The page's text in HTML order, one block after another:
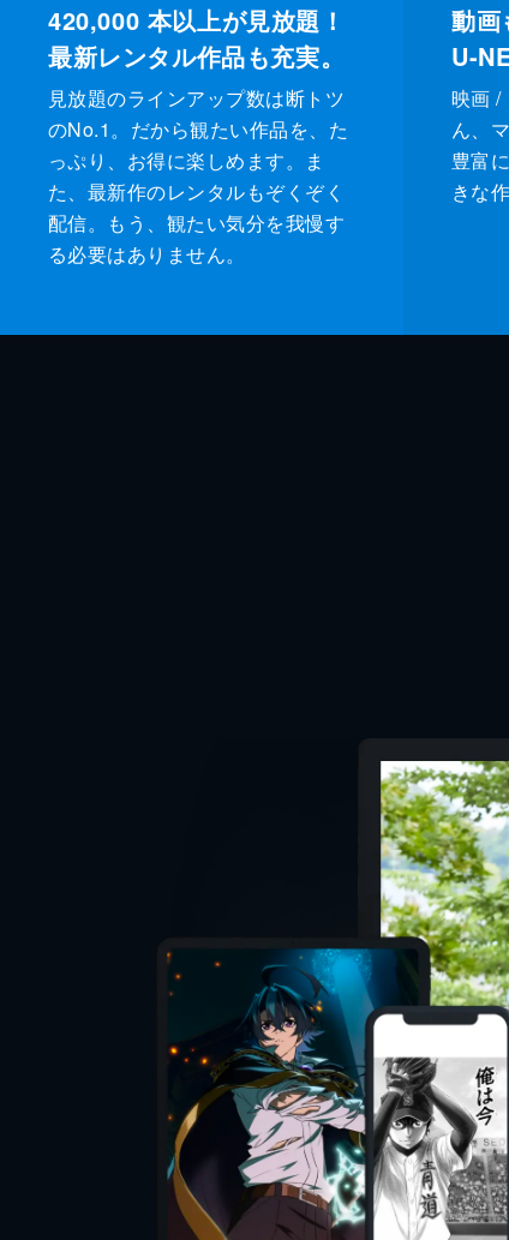
420,000 本以上が見放題！
最新レンタル作品も充実。
見放題のラインアップ数は断トツ
のNo.1。だから観たい作品を、た
っぷり、お得に楽しめます。ま
た、最新作のレンタルもぞくぞく
配信。もう、観たい気分を我慢す
る必要はありません。
動画
U-
映画 /
ん、
豊富
きな